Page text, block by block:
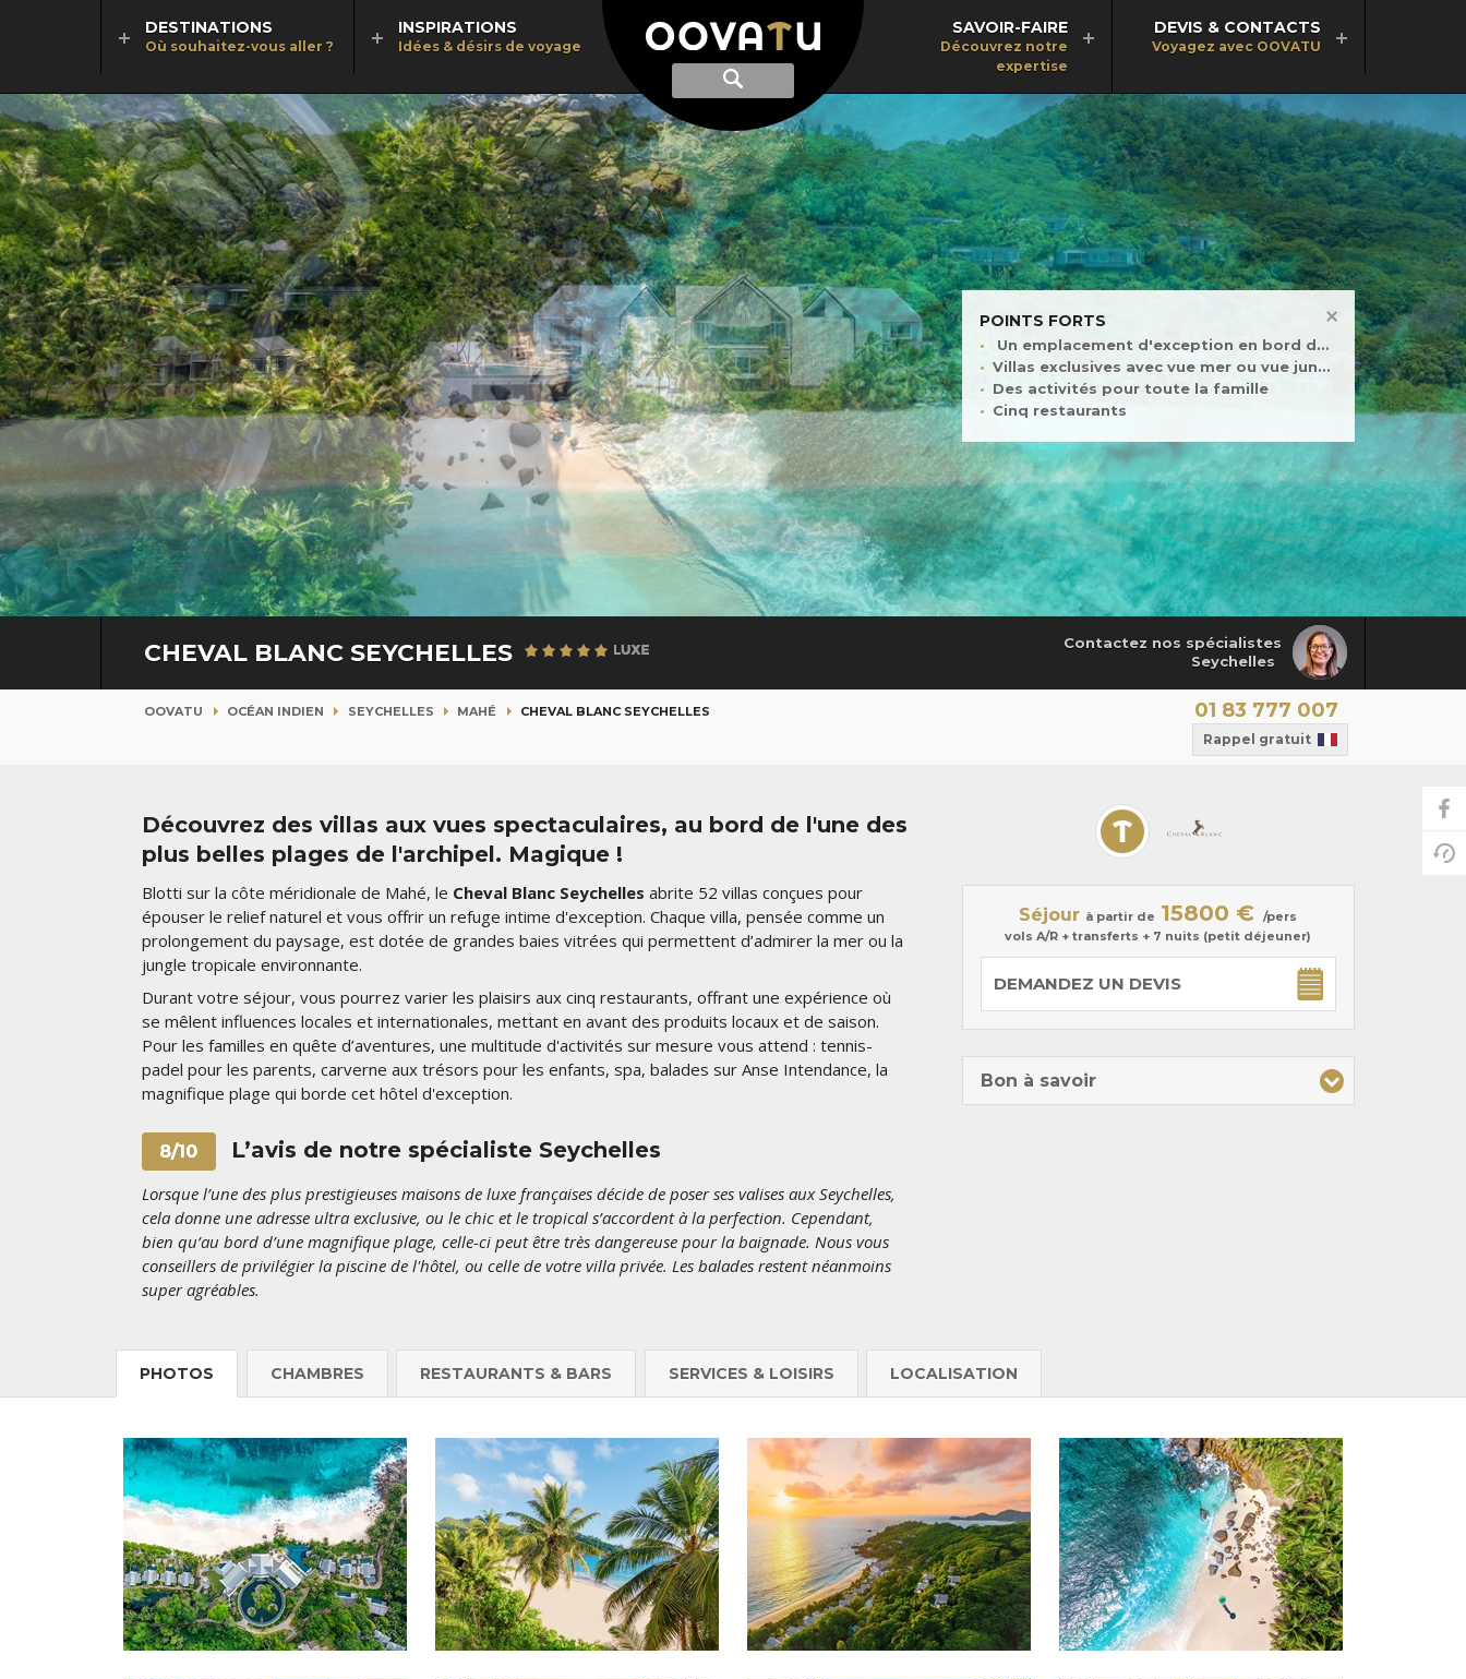
Afficher
recherche
Recherche
DESTINATIONS
Où souhaitez-vous aller ?
INSPIRATIONS
Idées & désirs de voyage
SAVOIR-FAIRE
Découvrez notre
expertise
DEVIS & CONTACTS
Voyagez avec OOVATU
POINTS FORTS
Un emplacement d'exception en bord de mer
Villas exclusives avec vue mer ou vue jungle
Des activités pour toute la famille
Cinq restaurants
CHEVAL BLANC SEYCHELLES
Contactez nos spécialistes
Seychelles
OOVATU OCÉAN INDIEN SEYCHELLES MAHÉ CHEVAL BLANC SEYCHELLES 01 83 777 007
Rappel gratuit
Découvrez des villas aux vues spectaculaires, au bord de l'une des
plus belles plages de l'archipel. Magique !
Blotti sur la côte méridionale de Mahé, le Cheval Blanc Seychelles abrite 52 villas conçues pour
épouser le relief naturel et vous offrir un refuge intime d'exception. Chaque villa, pensée comme un
prolongement du paysage, est dotée de grandes baies vitrées qui permettent d’admirer la mer ou la
jungle tropicale environnante.
Durant votre séjour, vous pourrez varier les plaisirs aux cinq restaurants, offrant une expérience où
se mêlent influences locales et internationales, mettant en avant des produits locaux et de saison.
Pour les familles en quête d’aventures, une multitude d'activités sur mesure vous attend : tennis-
padel pour les parents, carverne aux trésors pour les enfants, spa, balades sur Anse Intendance, la
magnifique plage qui borde cet hôtel d'exception.
8/10 L’avis de notre spécialiste Seychelles
Lorsque l’une des plus prestigieuses maisons de luxe françaises décide de poser ses valises aux Seychelles,
cela donne une adresse ultra exclusive, ou le chic et le tropical s’accordent à la perfection. Cependant,
bien qu’au bord d’une magnifique plage, celle-ci peut être très dangereuse pour la baignade. Nous vous
conseillers de privilégier la piscine de l'hôtel, ou celle de votre villa privée. Les balades restent néanmoins
super agréables.
Séjour à partir de 15800 € /pers
vols A/R + transferts + 7 nuits (petit déjeuner)
DEMANDEZ UN DEVIS
Bon à savoir
PHOTOS CHAMBRES RESTAURANTS & BARS SERVICES & LOISIRS LOCALISATION